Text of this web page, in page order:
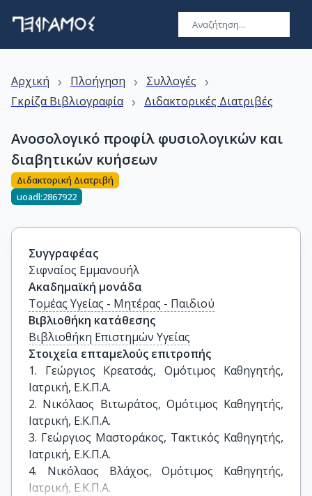
Αρχική › Πλοήγηση › Συλλογές ›
Γκρίζα Βιβλιογραφία › Διδακτορικές Διατριβές
Ανοσολογικό προφίλ φυσιολογικών και
διαβητικών κυήσεων
Διδακτορική Διατριβή
uoadl:2867922
Συγγραφέας
Σιφναίος Εμμανουήλ
Ακαδημαϊκή μονάδα
Τομέας Υγείας - Μητέρας - Παιδιού
Βιβλιοθήκη κατάθεσης
Βιβλιοθήκη Επιστημών Υγείας
Στοιχεία επταμελούς επιτροπής
1. Γεώργιος Κρεατσάς, Ομότιμος Καθηγητής,
Ιατρική, Ε.Κ.Π.Α.
2. Νικόλαος Βιτωράτος, Ομότιμος Καθηγητής,
Ιατρική, Ε.Κ.Π.Α.
3. Γεώργιος Μαστοράκος, Τακτικός Καθηγητής,
Ιατρική, Ε.Κ.Π.Α.
4. Νικόλαος Βλάχος, Ομότιμος Καθηγητής,
Ιατρική, Ε.Κ.Π.Α.